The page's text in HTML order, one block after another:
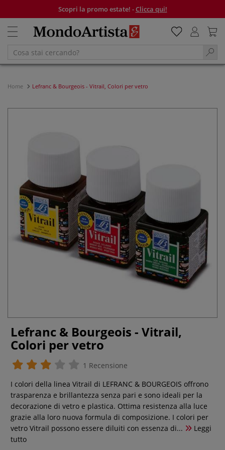
Scopri la promo estate! -Clicca qui!
Home Lefranc & Bourgeois - Vitrail, Colori per vetro
Lefranc & Bourgeois - Vitrail,
Colori per vetro
1 Recensione
I colori della linea Vitrail di LEFRANC & BOURGEOIS offrono
trasparenza e brillantezza senza pari e sono ideali per la
decorazione di vetro e plastica. Ottima resistenza alla luce
grazie alla loro nuova formula di composizione. I colori per
vetro Vitrail possono essere diluiti con essenza di...
Leggi
tutto